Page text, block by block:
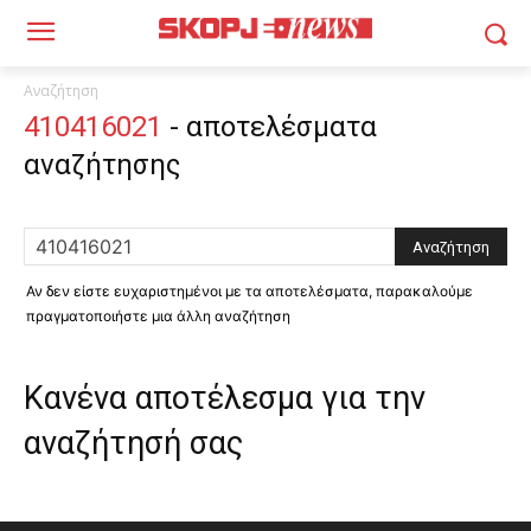
Αναζήτηση
410416021 - αποτελέσματα
αναζήτησης
Αν δεν είστε ευχαριστημένοι με τα αποτελέσματα, παρακαλούμε
πραγματοποιήστε μια άλλη αναζήτηση
Κανένα αποτέλεσμα για την
αναζήτησή σας